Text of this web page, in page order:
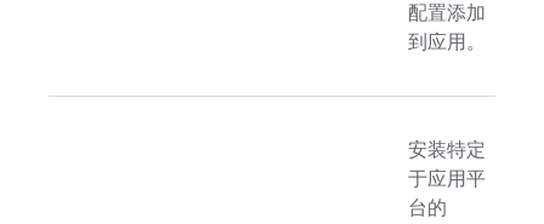
配置添加
到应用。
安装特定
于应用平
台的